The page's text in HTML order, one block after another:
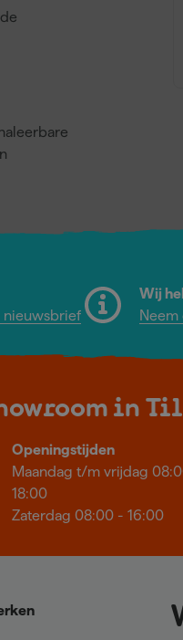
nieuwsbrief
Wij
in
Openingstijden
Maandag t/m vrijdag
18:00
Zaterdag 08:00 - 16:00